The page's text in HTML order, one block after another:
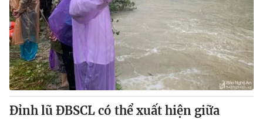
Đỉnh lũ ĐBSCL có thể xuất hiện giữa